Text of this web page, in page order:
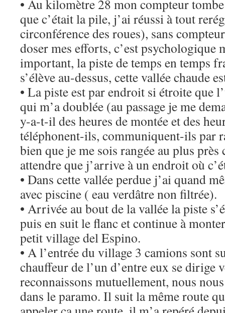
• Au kilomètre 28 mon compteur
que c’était la pile, j’ai réussi à tout
circonférence des roues), sans
doser mes efforts, c’est psychologique
important, la piste de temps en temps
s’élève au-dessus, cette vallée chaude
• La piste est par endroit si étroite que
qui m’a doublée (au passage je me
y-a-t-il des heures de montée et des
téléphonent-ils, communiquent-ils par
bien que je me sois rangée au plus
attendre que j’arrive à un endroit où
• Dans cette vallée perdue j’ai quand
avec piscine ( eau verdâtre non filtrée).
• Arrivée au bout de la vallée la piste
puis en suit le flanc et continue à
petit village del Espino.
• A l’entrée du village 3 camions sont
chauffeur de l’un d’entre eux se dirige
reconnaissons mutuellement, nous
dans le paramo. Il suit la même route